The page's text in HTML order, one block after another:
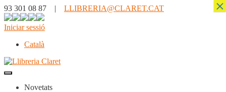
93 301 08 87 | LLIBRERIA@CLARET.CAT
Iniciar sessió
Català
Novetats
×